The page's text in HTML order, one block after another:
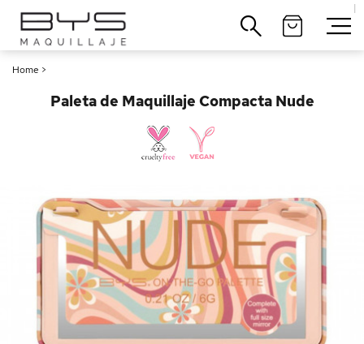
|
Home >
Paleta de Maquillaje Compacta Nude
Cerrar